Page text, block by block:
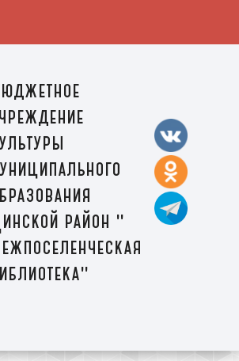
район "